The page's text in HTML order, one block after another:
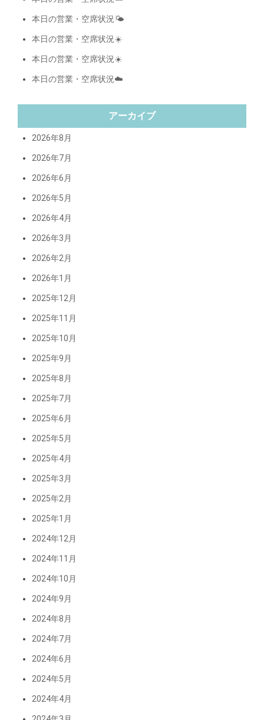
本日の営業・空席状況🌤️
本日の営業・空席状況☀️
本日の営業・空席状況☀️
本日の営業・空席状況☁️
アーカイブ
2026年8月
2026年7月
2026年6月
2026年5月
2026年4月
2026年3月
2026年2月
2026年1月
2025年12月
2025年11月
2025年10月
2025年9月
2025年8月
2025年7月
2025年6月
2025年5月
2025年4月
2025年3月
2025年2月
2025年1月
2024年12月
2024年11月
2024年10月
2024年9月
2024年8月
2024年7月
2024年6月
2024年5月
2024年4月